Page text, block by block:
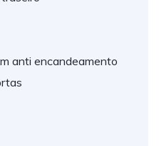
anti encandeamento